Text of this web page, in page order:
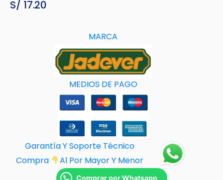
S/ 17.20
MARCA
MEDIOS DE PAGO
Garantía Y Soporte Técnico
Compra
Al Por Mayor Y Menor
Comprar por Whatsapp